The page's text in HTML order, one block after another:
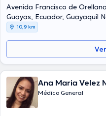
Avenida Francisco de
Guayas, Ecuador, Guayaquil
10,9 km
Ana Maria Velez
Médico General